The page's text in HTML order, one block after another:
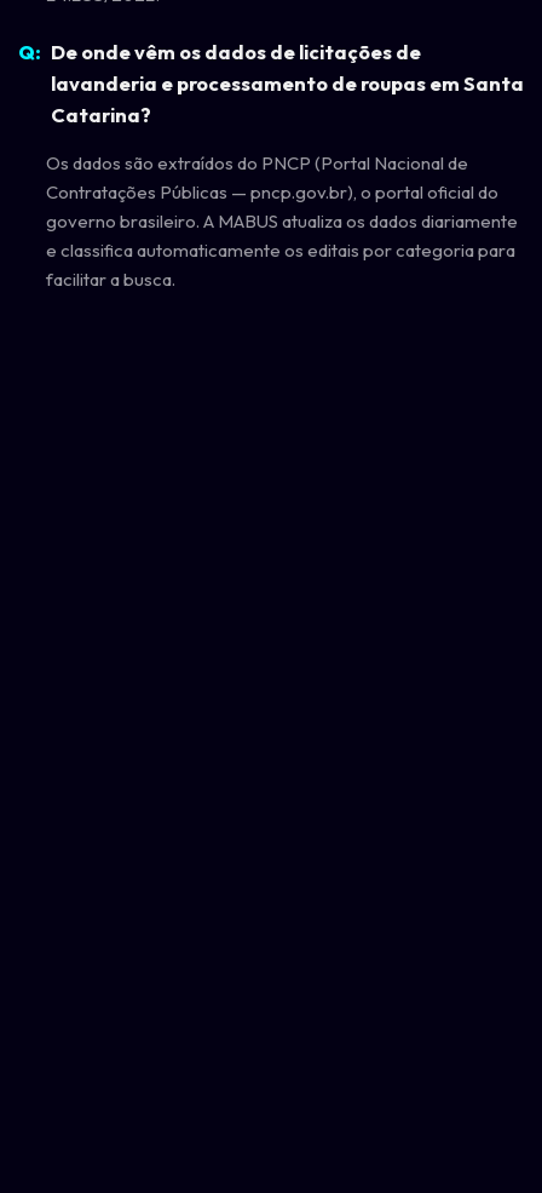
De onde vêm os dados de licitações de
lavanderia e processamento de roupas em Santa
Catarina?
Os dados são extraídos do PNCP (Portal Nacional de
Contratações Públicas — pncp.gov.br), o portal oficial do
governo brasileiro. A MABUS atualiza os dados diariamente
e classifica automaticamente os editais por categoria para
facilitar a busca.